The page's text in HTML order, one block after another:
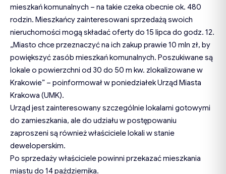
mieszkań komunalnych – na takie czeka obecnie ok. 480
rodzin. Mieszkańcy zainteresowani sprzedażą swoich
nieruchomości mogą składać oferty do 15 lipca do godz. 12.
„Miasto chce przeznaczyć na ich zakup prawie 10 mln zł, by
powiększyć zasób mieszkań komunalnych. Poszukiwane są
lokale o powierzchni od 30 do 50 m kw. zlokalizowane w
Krakowie” – poinformował w poniedziałek Urząd Miasta
Krakowa (UMK).
Urząd jest zainteresowany szczególnie lokalami gotowymi
do zamieszkania, ale do udziału w postępowaniu
zaproszeni są również właściciele lokali w stanie
deweloperskim.
Po sprzedaży właściciele powinni przekazać mieszkania
miastu do 14 października.